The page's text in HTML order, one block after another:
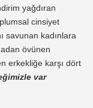
yağdıran
cinsiyet
savunan kadınlara
övünen
erkekliğe karşı dört
var